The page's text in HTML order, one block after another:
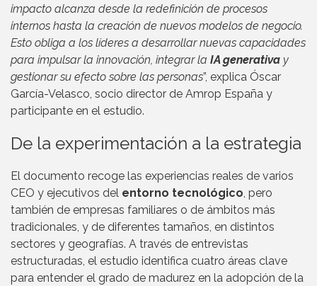
impacto alcanza desde la redefinición de procesos
internos hasta la creación de nuevos modelos de negocio.
Esto obliga a los líderes a desarrollar nuevas capacidades
para impulsar la innovación, integrar la IA generativa y
gestionar su efecto sobre las personas”, explica Óscar
García-Velasco, socio director de Amrop España y
participante en el estudio.
De la experimentación a la estrategia
El documento recoge las experiencias reales de varios
CEO y ejecutivos del entorno tecnológico, pero
también de empresas familiares o de ámbitos más
tradicionales, y de diferentes tamaños, en distintos
sectores y geografías. A través de entrevistas
estructuradas, el estudio identifica cuatro áreas clave
para entender el grado de madurez en la adopción de la